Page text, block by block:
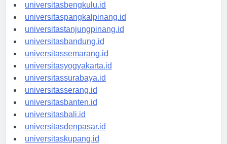
universitasbengkulu.id
universitaspangkalpinang.id
universitastanjungpinang.id
universitasbandung.id
universitassemarang.id
universitasyogyakarta.id
universitassurabaya.id
universitasserang.id
universitasbanten.id
universitasbali.id
universitasdenpasar.id
universitaskupang.id